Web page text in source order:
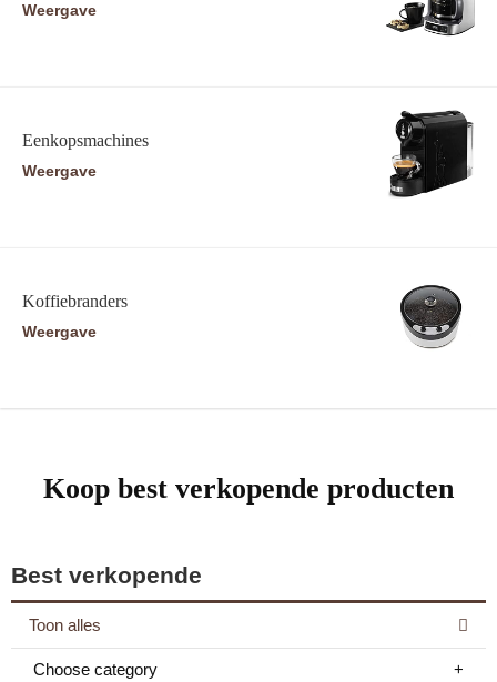
Weergave
Eenkopsmachines
Weergave
Koffiebranders
Weergave
Koop best verkopende producten
Best verkopende
Toon alles
Choose category